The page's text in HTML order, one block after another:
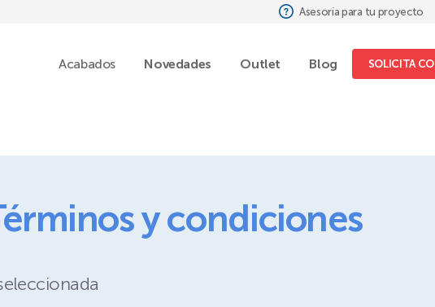
Asesoría para tu proyecto
Acabados Novedades Outlet Blog SOLICITA
y condiciones